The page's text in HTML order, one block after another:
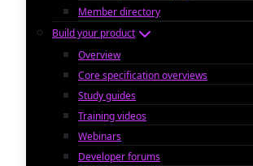
Member directory
Build your product
Overview
Core specification overviews
Study guides
Training videos
Webinars
Developer forums